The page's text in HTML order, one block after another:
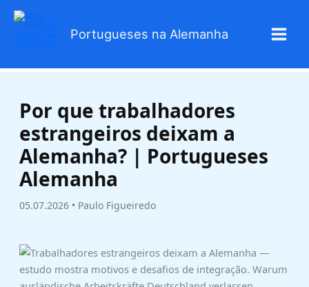
Skip
Portugueses na Alemanha
Por que trabalhadores
estrangeiros deixam a
Alemanha? | Portugueses
Alemanha
05.07.2026 • Paulo Figueiredo